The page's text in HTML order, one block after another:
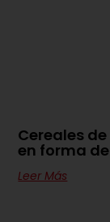
Cereales
en forma
Leer Más